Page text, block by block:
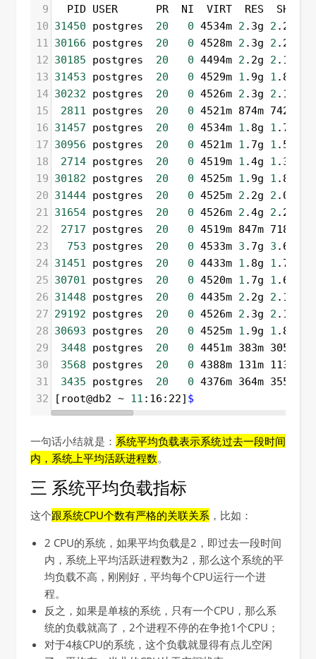
9
PID USER      PR  NI  VIRT  RES  SHR S
10 31450 postgres 20 0 4534m 2 .3g 2 .2g D
11 30166 postgres 20 0 4528m 2 .3g 2 .2g D
12 30185 postgres 20 0 4494m 2 .2g 2 .1g D
13 31453 postgres 20 0 4529m 1 .9g 1 .8g D
14 30232 postgres 20 0 4526m 2 .3g 2 .1g D
15
2811 postgres 20 0 4521m 874m 742m D
16 31457 postgres 20 0 4534m 1 .8g 1 .7g R
17 30956 postgres 20 0 4521m 1 .7g 1 .5g D
18
2714 postgres 20 0 4519m 1 .4g 1 .3g D
19 30182 postgres 20 0 4525m 1 .9g 1 .8g D
20 31444 postgres 20 0 4525m 2 .2g 2 .0g D
21 31654 postgres 20 0 4526m 2 .4g 2 .2g D
22
2717 postgres 20 0 4519m 847m 718m D
23
753 postgres 20 0 4533m 3 .7g 3 .6g D
24 31451 postgres 20 0 4433m 1 .8g 1 .7g D
25 30701 postgres 20 0 4520m 1 .7g 1 .6g D
26 31448 postgres 20 0 4435m 2 .2g 2 .1g D
27 29192 postgres 20 0 4526m 2 .3g 2 .1g D
28 30693 postgres 20 0 4525m 1 .9g 1 .8g D
29
3448 postgres 20 0 4451m 383m 305m D
30
3568 postgres 20 0 4388m 131m 113m D
31
3435 postgres 20 0 4376m 364m 355m D
32
[root@db2 ~ 11 :16:22] $
一句话小结就是： 系统平均负载表示系统过去一段时间
内，系统上平均活跃进程数。
三 系统平均负载指标
这个跟系统CPU个数有严格的关联关系 ，比如：
2 CPU的系统，如果平均负载是2，即过去一段时间
内，系统上平均活跃进程数为2，那么这个系统的平
均负载不高，刚刚好，平均每个CPU运行一个进
程。
反之，如果是单核的系统，只有一个CPU，那么系
统的负载就高了，2个进程不停的在争抢1个CPU；
对于4核CPU的系统，这个负载就显得有点儿空闲